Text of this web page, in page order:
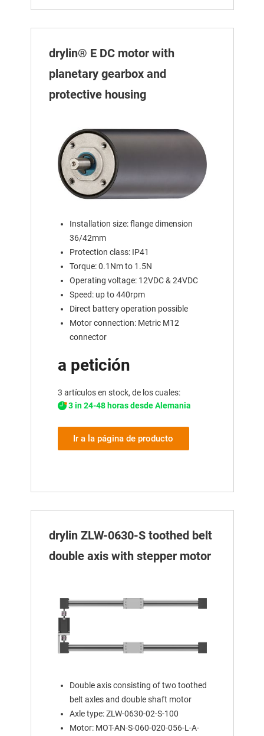
drylin® E DC motor with
planetary gearbox and
protective housing
Installation size: flange dimension
36/42mm
Protection class: IP41
Torque: 0.1Nm to 1.5N
Operating voltage: 12VDC & 24VDC
Speed: up to 440rpm
Direct battery operation possible
Motor connection: Metric M12
connector
a petición
3 artículos en stock, de los cuales:
3 in 24-48 horas desde Alemania
Ir a la página de producto
drylin ZLW-0630-S toothed belt
double axis with stepper motor
Double axis consisting of two toothed
belt axles and double shaft motor
Axle type: ZLW-0630-02-S-100
Motor: MOT-AN-S-060-020-056-L-A-